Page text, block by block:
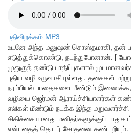
பதிவிறக்கம் MP3
உடனே அந்த மனுஷன் சொஸ்தமாகி, தன்
எடுத்துக்கொண்டு, நடந்துபோனான். [
முதுகுத் தண்டு பாதிப்புகளால்
புதிய வழி உருவாகியுள்ளது. தசைகள்
நரம்பியல் பாதைகளை மீண்டும் இணைக்க,
வழியை ஜெர்மன் ஆராய்ச்சியாளர்கள்
எலிகள் மீண்டும் நடக்க இந்த மறுவளர்ச்சி
சிகிச்சையானது மனிதர்களுக்குப்
என்பதைத் தொடர் சோதனை கண்டறியும்.